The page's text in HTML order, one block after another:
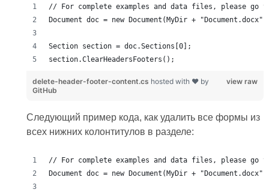
view raw
delete-header-footer-content.cs hosted with ❤ by
GitHub
Следующий пример кода, как удалить все формы из
всех нижних колонтитулов в разделе: